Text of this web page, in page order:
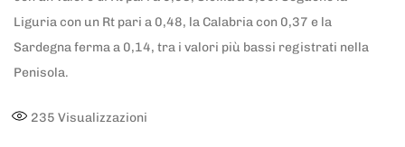
Liguria con un Rt pari a 0,48, la Calabria con 0,37 e la
Sardegna ferma a 0,14, tra i valori più bassi registrati nella
Penisola.
235 Visualizzazioni